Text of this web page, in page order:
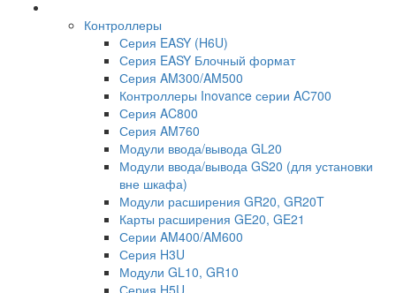
Контроллеры
Серия EASY (H6U)
Серия EASY Блочный формат
Серия AM300/AM500
Контроллеры Inovance серии AC700
Серия AC800
Серия AM760
Модули ввода/вывода GL20
Модули ввода/вывода GS20 (для установки
вне шкафа)
Модули расширения GR20, GR20T
Карты расширения GE20, GE21
Серии AM400/AM600
Серия H3U
Модули GL10, GR10